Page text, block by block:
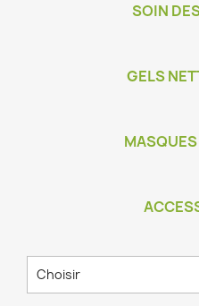
SOIN
GELS
Choisir